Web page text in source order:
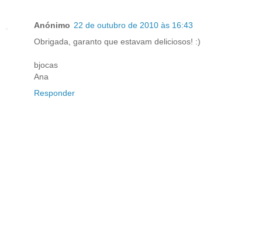
Anónimo 22 de outubro de 2010 às 16:43
Obrigada, garanto que estavam deliciosos! :)
bjocas
Ana
Responder